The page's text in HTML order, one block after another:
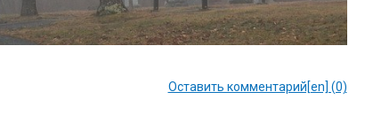
Оставить комментарий[en] (0)